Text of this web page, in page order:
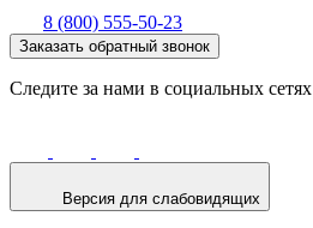
8 (800) 555-50-23
Заказать обратный звонок
Следите за нами в социальных сетях
Версия для слабовидящих